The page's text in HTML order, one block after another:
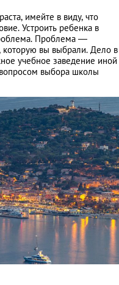
имейте в виду, что
Устроить ребенка в
Проблема —
которую вы выбрали. Дело в
учебное заведение иной
вопросом выбора школы